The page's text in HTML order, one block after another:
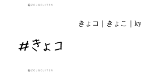
きょコ｜きょこ｜